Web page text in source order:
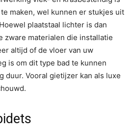
maken, wel kunnen er stukjes uit
plaatstaal lichter is dan
zware materialen die installatie
altijd of de vloer van uw
is om dit type bad te kunnen
duur. Vooral gietijzer kan als luxe